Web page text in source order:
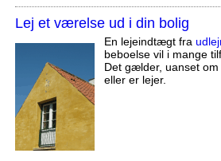
Lej et værelse ud i din bolig
En lejeindtægt fra
beboelse vil i mange
Det gælder, uanset
eller er lejer.